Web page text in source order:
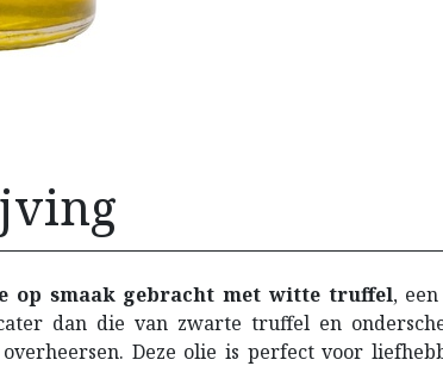
op smaak gebracht met witte truffel,
dan die van zwarte truffel en
Deze olie is perfect voor